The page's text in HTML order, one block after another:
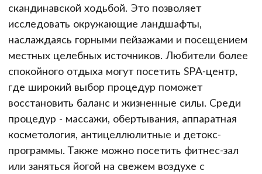
скандинавской ходьбой. Это позволяет
исследовать окружающие ландшафты,
наслаждаясь горными пейзажами и посещением
местных целебных источников. Любители более
спокойного отдыха могут посетить SPA-центр,
где широкий выбор процедур поможет
восстановить баланс и жизненные силы. Среди
процедур - массажи, обертывания, аппаратная
косметология, антицеллюлитные и детокс-
программы. Также можно посетить фитнес-зал
или заняться йогой на свежем воздухе с